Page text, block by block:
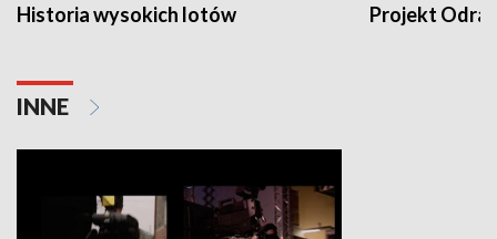
Historia wysokich lotów Projekt Odra
INNE